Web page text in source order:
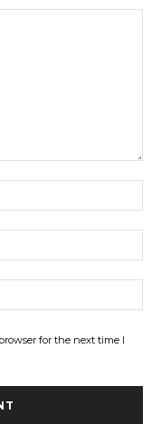
for the next time I